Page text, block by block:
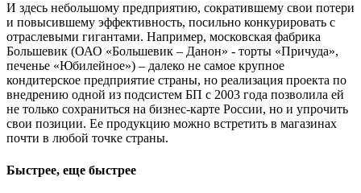
И здесь небольшому предприятию, сократившему свои потери
и повысившему эффективность, посильно конкурировать с
отраслевыми гигантами. Например, московская фабрика
Большевик (ОАО «Большевик – Данон» - торты «Причуда»,
печенье «Юбилейное») – далеко не самое крупное
кондитерское предприятие страны, но реализация проекта по
внедрению одной из подсистем БП с 2003 года позволила ей
не только сохраниться на бизнес-карте России, но и упрочить
свои позиции. Ее продукцию можно встретить в магазинах
почти в любой точке страны.
Быстрее, еще быстрее